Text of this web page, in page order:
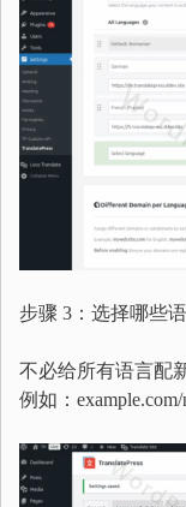
步骤 3：选择哪些
不必给所有语言配
例如：